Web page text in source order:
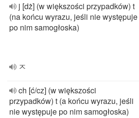
j [dż] (w większości przypadków) t
(na końcu wyrazu, jeśli nie występuje
po nim samogłoska)
ㅈ
ch [ć/cz] (w większości
przypadków) t (a końcu wyrazu, jeśli
nie występuje po nim samogłoska)